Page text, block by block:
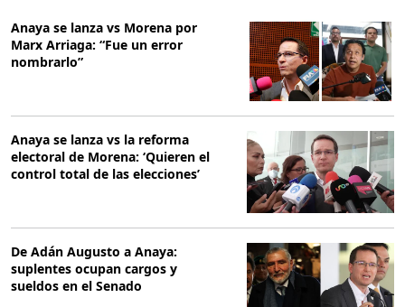
Anaya se lanza vs Morena por
Marx Arriaga: “Fue un error
nombrarlo”
Anaya se lanza vs la reforma
electoral de Morena: ‘Quieren el
control total de las elecciones’
De Adán Augusto a Anaya:
suplentes ocupan cargos y
sueldos en el Senado